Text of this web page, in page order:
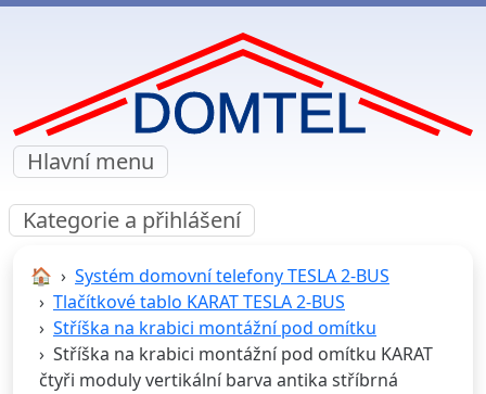
Hlavní menu
Kategorie a přihlášení
🏠︎
Systém domovní telefony TESLA 2-BUS
Tlačítkové tablo KARAT TESLA 2-BUS
Stříška na krabici montážní pod omítku
Stříška na krabici montážní pod omítku KARAT
čtyři moduly vertikální barva antika stříbrná